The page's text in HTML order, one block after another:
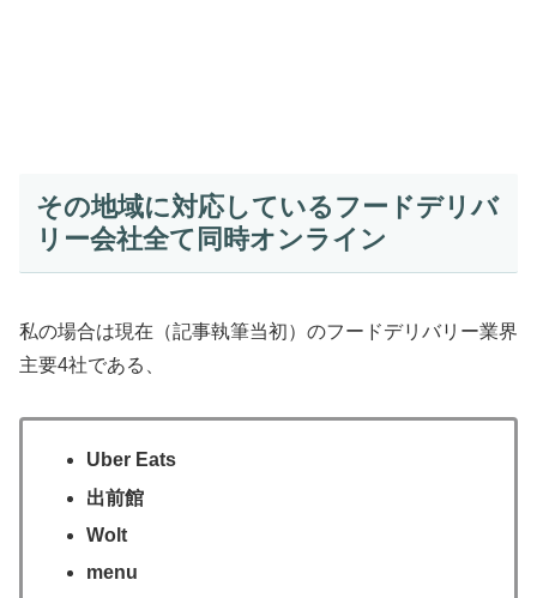
その地域に対応しているフードデリバ
リー会社全て同時オンライン
私の場合は現在（記事執筆当初）のフードデリバリー業界
主要4社である、
Uber Eats
出前館
Wolt
menu